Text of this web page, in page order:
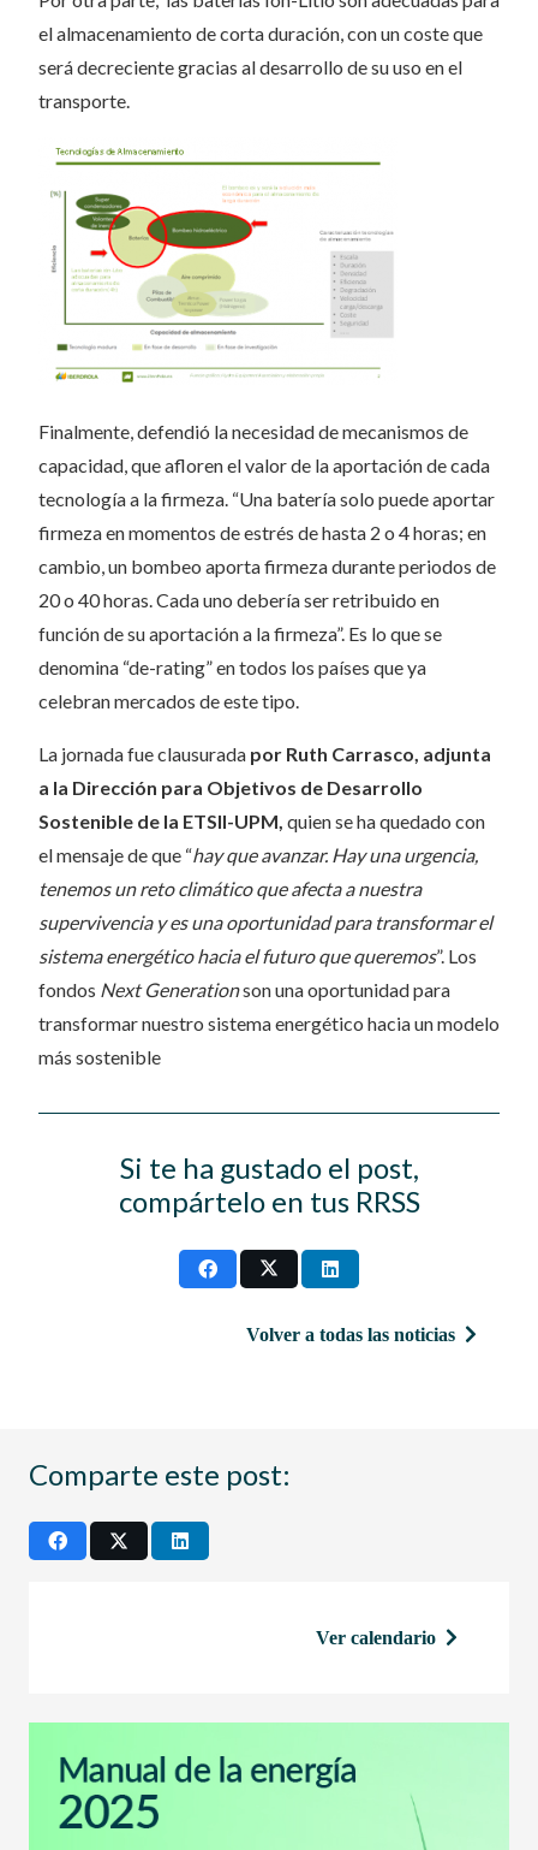
el almacenamiento de corta duración, con un coste que
será decreciente gracias al desarrollo de su uso en el
transporte.
Finalmente, defendió la necesidad de mecanismos de
capacidad, que afloren el valor de la aportación de cada
tecnología a la firmeza. “Una batería solo puede aportar
firmeza en momentos de estrés de hasta 2 o 4 horas; en
cambio, un bombeo aporta firmeza durante periodos de
20 o 40 horas. Cada uno debería ser retribuido en
función de su aportación a la firmeza”. Es lo que se
denomina “de-rating” en todos los países que ya
celebran mercados de este tipo.
La jornada fue clausurada por Ruth Carrasco, adjunta
a la Dirección para Objetivos de Desarrollo
Sostenible de la ETSII-UPM, quien se ha quedado con
el mensaje de que “hay que avanzar. Hay una urgencia,
tenemos un reto climático que afecta a nuestra
supervivencia y es una oportunidad para transformar el
sistema energético hacia el futuro que queremos”. Los
fondos Next Generationson una oportunidad para
transformar nuestro sistema energético hacia un modelo
más sostenible
Si te ha gustado el post,
compártelo en tus RRSS
Volver a todas las noticias
Comparte este post:
Ver calendario